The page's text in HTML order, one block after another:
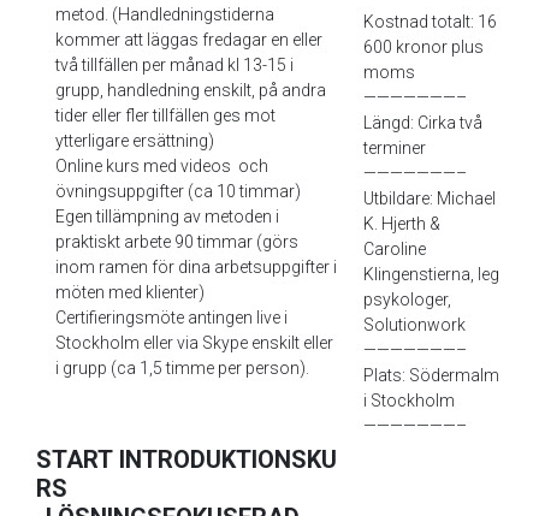
metod. (Handledningstiderna
kommer att läggas fredagar en eller
två tillfällen per månad kl 13-15 i
grupp, handledning enskilt, på andra
tider eller fler tillfällen ges mot
ytterligare ersättning)
Online kurs med videos och
övningsuppgifter (ca 10 timmar)
Egen tillämpning av metoden i
praktiskt arbete 90 timmar (görs
inom ramen för dina arbetsuppgifter i
möten med klienter)
Certifieringsmöte antingen live i
Stockholm eller via Skype enskilt eller
i grupp (ca 1,5 timme per person).
START INTRODUKTIONSKU
RS
Kostnad totalt: 16
600 kronor plus
moms
———————–
Längd: Cirka två
terminer
———————–
Utbildare: Michael
K. Hjerth &
Caroline
Klingenstierna, leg
psykologer,
Solutionwork
———————–
Plats: Södermalm
i Stockholm
———————–